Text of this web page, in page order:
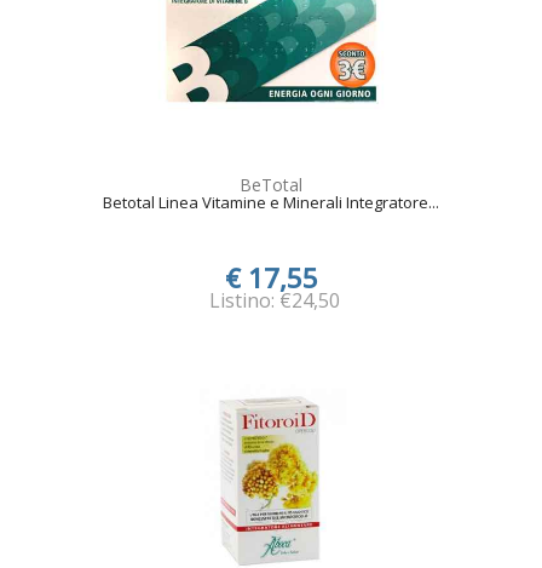
BeTotal
Betotal Linea Vitamine e Minerali Integratore...
€ 17,55
Listino: €24,50